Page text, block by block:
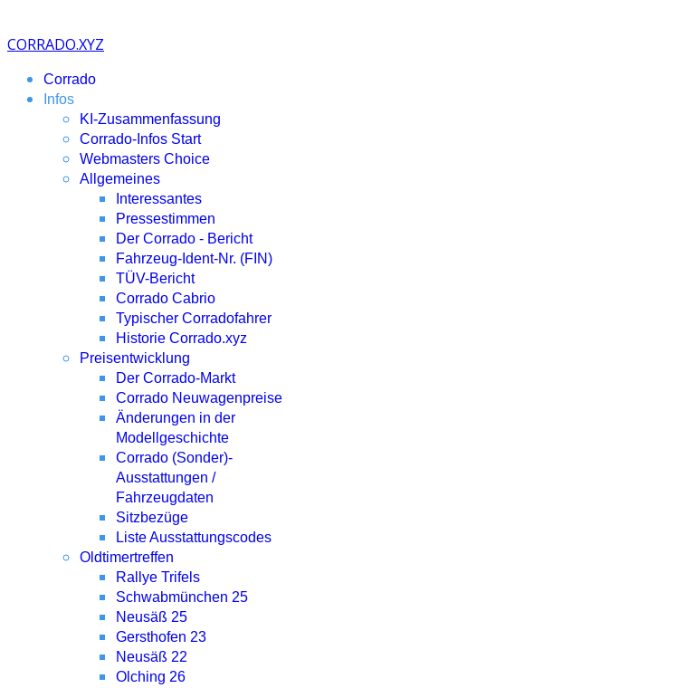
CORRADO.XYZ
Corrado
Infos
KI-Zusammenfassung
Corrado-Infos Start
Webmasters Choice
Allgemeines
Interessantes
Pressestimmen
Der Corrado - Bericht
Fahrzeug-Ident-Nr. (FIN)
TÜV-Bericht
Corrado Cabrio
Typischer Corradofahrer
Historie Corrado.xyz
Preisentwicklung
Der Corrado-Markt
Corrado Neuwagenpreise
Änderungen in der
Modellgeschichte
Corrado (Sonder)-
Ausstattungen /
Fahrzeugdaten
Sitzbezüge
Liste Ausstattungscodes
Oldtimertreffen
Rallye Trifels
Schwabmünchen 25
Neusäß 25
Gersthofen 23
Neusäß 22
Olching 26